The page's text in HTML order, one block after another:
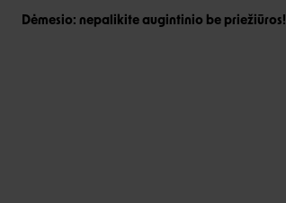
Dėmesio: nepalikite augintinio be priežiūros!